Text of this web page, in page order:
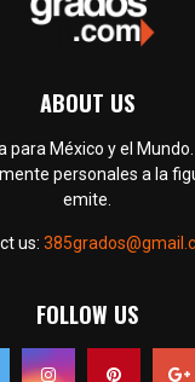
ABOUT US
para México y el
personales a la
emite.
us:
FOLLOW US